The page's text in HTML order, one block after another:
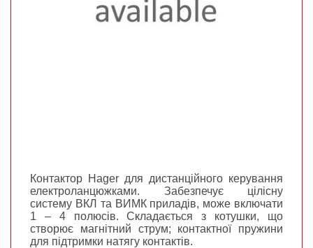
Контактор Hager для дистанційного керування
електроланцюжками. Забезпечує цілісну
систему ВКЛ та ВИМК приладів, може включати
1 – 4 полюсів. Складається з котушки, що
створює магнітний струм; контактної пружини
для підтримки натягу контактів.